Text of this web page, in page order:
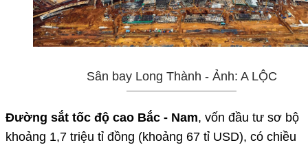
Sân bay Long Thành - Ảnh: A LỘC
Đường sắt tốc độ cao Bắc - Nam, vốn đầu tư sơ bộ
khoảng 1,7 triệu tỉ đồng (khoảng 67 tỉ USD), có chiều